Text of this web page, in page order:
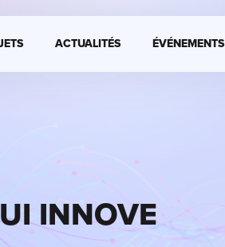
ACTUALITÉS ÉVÉNEMENTS
INNOVE